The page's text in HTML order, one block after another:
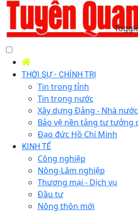
THỜI SỰ - CHÍNH TRỊ
Tin trong tỉnh
Tin trong nước
Xây dựng Đảng - Nhà
Bảo vệ nền tảng tư tưởng
Đạo đức Hồ Chí Minh
KINH TẾ
Công nghiệp
Nông-Lâm nghiệp
Thương mại - Dịch vụ
Đầu tư
Nông thôn mới